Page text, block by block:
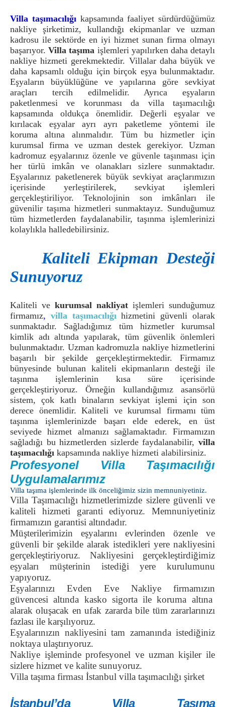
Villa taşımacılığı kapsamında faaliyet sürdürdüğümüz
nakliye şirketimiz, kullandığı ekipmanlar ve uzman
kadrosu ile sektörde en iyi hizmet sunan firma olmayı
başarıyor.Villa taşıma işlemleri yapılırken daha detaylı
nakliye hizmeti gerekmektedir. Villalar daha büyük ve
daha kapsamlı olduğu için birçok eşya bulunmaktadır.
Eşyaların büyüklüğüne ve yapılarına göre sevkiyat
araçları tercih edilmelidir. Ayrıca eşyaların
paketlenmesi ve korunması da villa taşımacılığı
kapsamında oldukça önemlidir. Değerli eşyalar ve
kırılacak eşyalar ayrı ayrı paketleme yöntemi ile
koruma altına alınmalıdır. Tüm bu hizmetler için
kurumsal firma ve uzman destek gerekiyor. Uzman
kadromuz eşyalarınız özenle ve güvenle taşınması için
her türlü imkân ve olanakları sizlere sunmaktadır.
Eşyalarınız paketlenerek büyük sevkiyat araçlarımızın
içerisinde yerleştirilerek, sevkiyat işlemleri
gerçekleştiriliyor. Teknolojinin son imkânları ile
güvenilir taşıma hizmetleri sunmaktayız. Sunduğumuz
tüm hizmetlerden faydalanabilir, taşınma işlemlerinizi
kolaylıkla halledebilirsiniz.
Kaliteli Ekipman Desteği
Sunuyoruz
Kaliteli ve kurumsal nakliyat işlemleri sunduğumuz
firmamız, villa taşımacılığıhizmetini güvenli olarak
sunmaktadır. Sağladığımız tüm hizmetler kurumsal
kimlik adı altında yapılarak, tüm güvenlik önlemleri
bulunmaktadır. Uzman kadromuzla nakliye hizmetlerini
başarılı bir şekilde gerçekleştirmektedir. Firmamız
bünyesinde bulunan kaliteli ekipmanların desteği ile
taşınma işlemlerinin kısa süre içerisinde
gerçekleştiriyoruz. Örneğin kullandığımız asansörlü
sistem, çok katlı binaların sevkiyat işlemi için son
derece önemlidir. Kaliteli ve kurumsal firmamı tüm
taşınma işlemlerinizde başarı elde ederek, en üst
seviyede hizmet almanızı sağlamaktadır. Firmamızın
sağladığı bu hizmetlerden sizlerde faydalanabilir, villa
taşımacılığı kapsamında nakliye hizmeti alabilirsiniz.
Profesyonel Villa Taşımacılığı
Uygulamalarımız
Villa taşıma işlemlerinde ilk önceliğimiz sizin memnuniyetiniz.
Villa Taşımacılığı hizmetlerimizde sizlere güvenli ve
kaliteli hizmeti garanti ediyoruz. Memnuniyetiniz
firmamızın garantisi altındadır.
Müşterilerimizin eşyalarını evlerinden özenle ve
güvenli bir şekilde alarak istedikleri yere nakliyesini
gerçekleştiriyoruz. Nakliyesini gerçekleştirdiğimiz
eşyaları müşterinin istediği yere kurulumunu
yapıyoruz.
Eşyalarınızı Evden Eve Nakliye firmamızın
güvencesi altında kasko sigorta ile koruma altına
alarak oluşacak en ufak zararda bile tüm zararlarınızı
fazlası ile karşılıyoruz.
Eşyalarınızın nakliyesini tam zamanında istediğiniz
noktaya ulaştırıyoruz.
Nakliye işleminde profesyonel ve uzman kişiler ile
sizlere hizmet ve kalite sunuyoruz.
Villa taşıma firması İstanbul villa taşımacılığı şirket
İstanbul’da Villa Taşıma